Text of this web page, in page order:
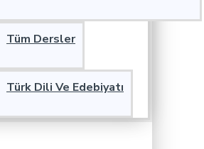
Tüm Dersler
Türk Dili Ve Edebiyatı